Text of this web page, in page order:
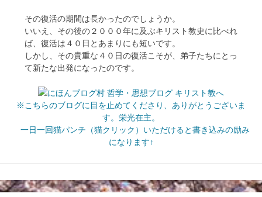
その復活の期間は長かったのでしょうか。
いいえ、その後の２０００年に及ぶキリスト教史に比べれ
ば、復活は４０日とあまりにも短いです。
しかし、その貴重な４０日の復活こそが、弟子たちにとっ
て新たな出発になったのです。
※こちらのブログに目を止めてくださり、ありがとうございま
す。栄光在主。
一日一回猫パンチ（猫クリック）いただけると書き込みの励み
になります↑